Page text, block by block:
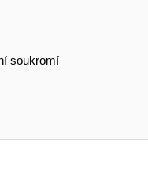
soukromí